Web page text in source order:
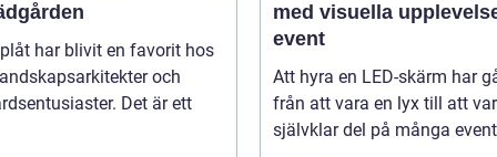
har blivit en favorit hos
och
Det är ett
med visuella
event
Att hyra en LED-skärm har
från att vara en lyx till att
självklar del på många